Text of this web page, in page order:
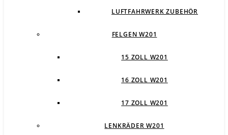
LUFTFAHRWERK ZUBEHÖR
FELGEN W201
15 ZOLL W201
16 ZOLL W201
17 ZOLL W201
LENKRÄDER W201